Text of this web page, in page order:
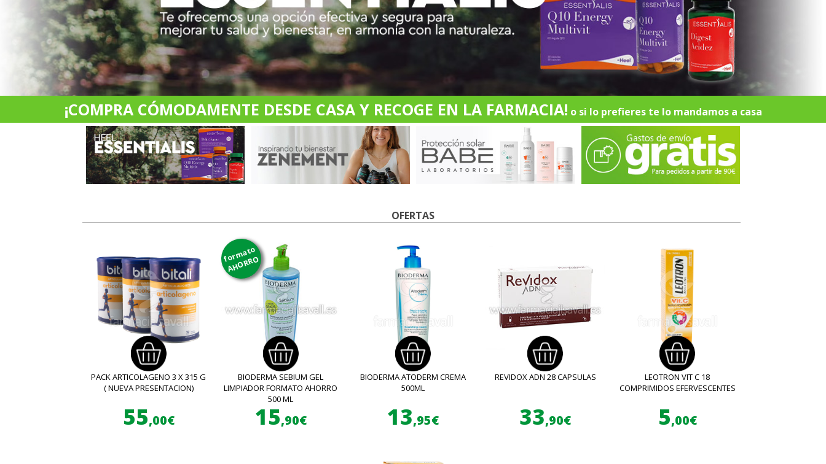
¡COMPRA CÓMODAMENTE DESDE CASA Y RECOGE EN LA FARMACIA! o si lo prefieres te lo mandamos a casa
OFERTAS
PACK ARTICOLAGENO 3 X 315 G
( NUEVA PRESENTACION)
55,00€
formato
AHORRO
BIODERMA SEBIUM GEL
LIMPIADOR FORMATO AHORRO
500 ML
15,90€
BIODERMA ATODERM CREMA
500ML
13,95€
REVIDOX ADN 28 CAPSULAS
33,90€
LEOTRON VIT C 18
COMPRIMIDOS EFERVESCENTES
5,00€